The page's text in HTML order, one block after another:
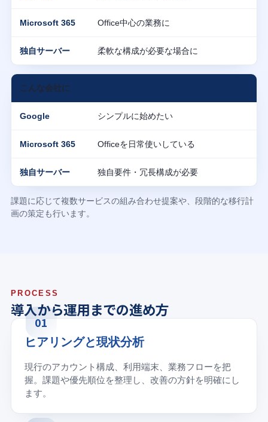
Office中心の業務に
柔軟な構成が必要な場合に
こんな会社に
シンプルに始めたい
Officeを日常使いしている
独自要件・冗長構成が必要
課題に応じて複数サービスの組み合わせ提案や、段階的な移行計
画の策定も行います。
PROCESS
導入から運用までの進め方
01
ヒアリングと現状分析
現行のアカウント構成、利用端末、業務フローを把
握。課題や優先順位を整理し、改善の方針を明確にし
ます。